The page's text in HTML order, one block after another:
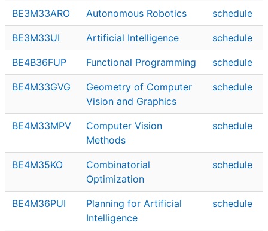
BE3M33ARO Autonomous Robotics schedule
BE3M33UI Artificial Intelligence schedule
BE4B36FUP Functional Programming schedule
BE4M33GVG
Geometry of Computer
Vision and Graphics
schedule
BE4M33MPV
Computer Vision
Methods
schedule
BE4M35KO
Combinatorial
Optimization
schedule
BE4M36PUI
Planning for Artificial
Intelligence
schedule